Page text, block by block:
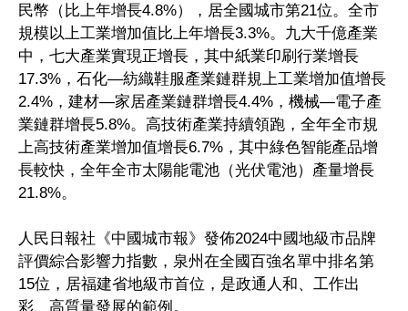
民幣（比上年增長4.8%），居全國城市第21位。全市
規模以上工業增加值比上年增長3.3%。九大千億產業
中，七大產業實現正增長，其中紙業印刷行業增長
17.3%，石化—紡織鞋服產業鏈群規上工業增加值增長
2.4%，建材—家居產業鏈群增長4.4%，機械—電子產
業鏈群增長5.8%。高技術產業持續領跑，全年全市規
上高技術產業增加值增長6.7%，其中綠色智能產品增
長較快，全年全市太陽能電池（光伏電池）產量增長
21.8%。
人民日報社《中國城市報》發佈2024中國地級市品牌
評價綜合影響力指數，泉州在全國百強名單中排名第
15位，居福建省地級市首位，是政通人和、工作出
彩、高質量發展的範例。